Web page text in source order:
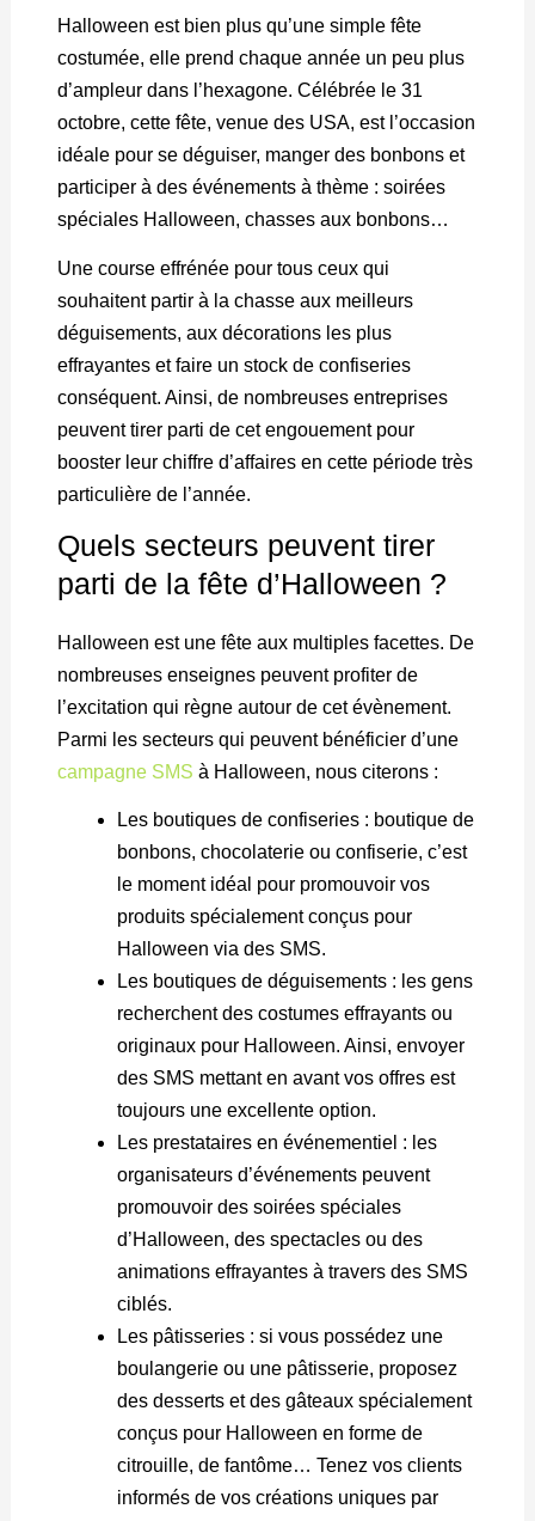
Halloween est bien plus qu’une simple fête
costumée, elle prend chaque année un peu plus
d’ampleur dans l’hexagone. Célébrée le 31
octobre, cette fête, venue des USA, est l’occasion
idéale pour se déguiser, manger des bonbons et
participer à des événements à thème : soirées
spéciales Halloween, chasses aux bonbons…
Une course effrénée pour tous ceux qui
souhaitent partir à la chasse aux meilleurs
déguisements, aux décorations les plus
effrayantes et faire un stock de confiseries
conséquent. Ainsi, de nombreuses entreprises
peuvent tirer parti de cet engouement pour
booster leur chiffre d’affaires en cette période très
particulière de l’année.
Quels secteurs peuvent tirer
parti de la fête d’Halloween ?
Halloween est une fête aux multiples facettes. De
nombreuses enseignes peuvent profiter de
l’excitation qui règne autour de cet évènement.
Parmi les secteurs qui peuvent bénéficier d’une
campagne SMS à Halloween, nous citerons :
Les boutiques de confiseries : boutique de
bonbons, chocolaterie ou confiserie, c’est
le moment idéal pour promouvoir vos
produits spécialement conçus pour
Halloween via des SMS.
Les boutiques de déguisements : les gens
recherchent des costumes effrayants ou
originaux pour Halloween. Ainsi, envoyer
des SMS mettant en avant vos offres est
toujours une excellente option.
Les prestataires en événementiel : les
organisateurs d’événements peuvent
promouvoir des soirées spéciales
d’Halloween, des spectacles ou des
animations effrayantes à travers des SMS
ciblés.
Les pâtisseries : si vous possédez une
boulangerie ou une pâtisserie, proposez
des desserts et des gâteaux spécialement
conçus pour Halloween en forme de
citrouille, de fantôme… Tenez vos clients
informés de vos créations uniques par